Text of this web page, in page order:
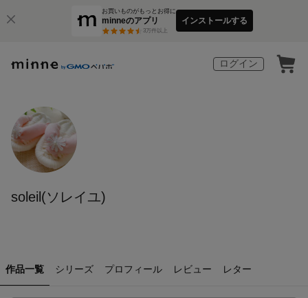
お買いものがもっとお得に
minneのアプリ
3万件以上
インストールする
ログイン
soleil(ソレイユ)
作品一覧 シリーズ プロフィール レビュー レター